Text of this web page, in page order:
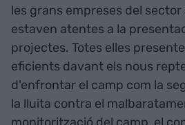
les grans empreses del
estaven atentes a la
projectes. Totes elles
eficients davant els nous
d'enfrontar el camp com la
la lluita contra el